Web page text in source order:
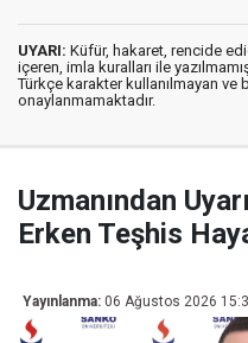
UYARI: Küfür, hakaret, rencide
içeren, imla kuralları ile
Türkçe karakter kullanılmayan ve
onaylanmamaktadır.
Uzmanından
Erken Teşhis
Yayınlanma: 06 Ağustos 2026